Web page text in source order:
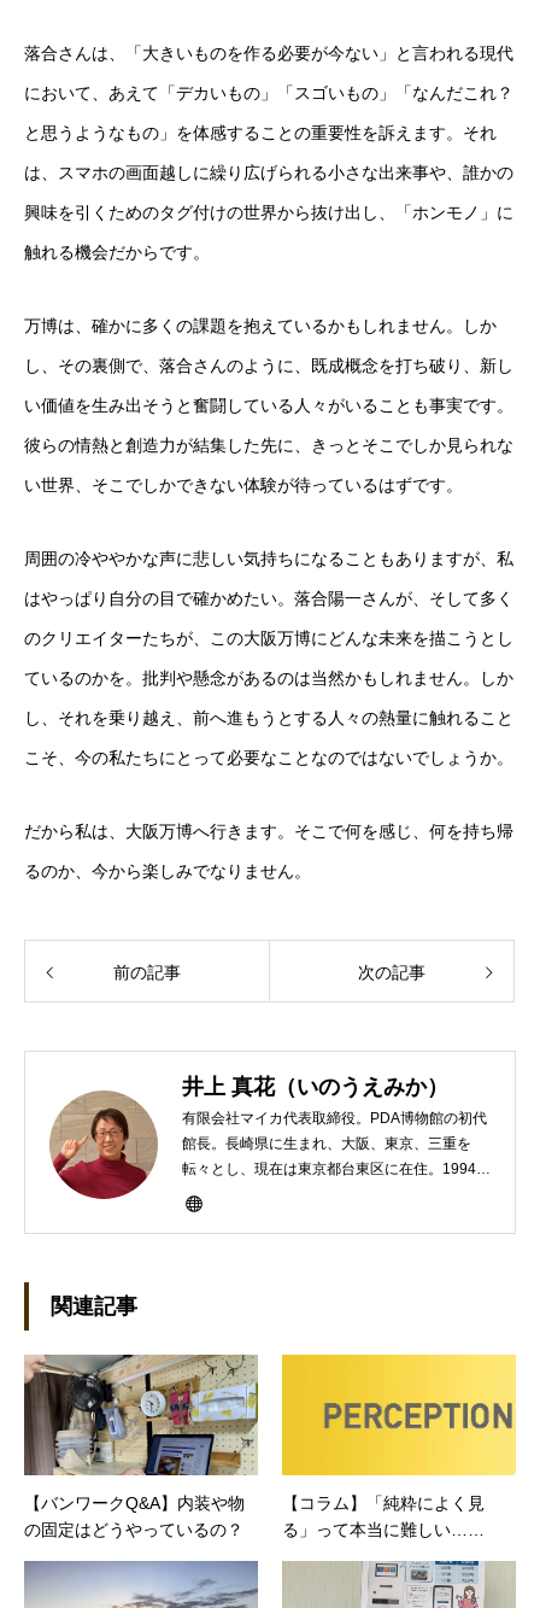
落合さんは、「大きいものを作る必要が今ない」と言われる現代
において、あえて「デカいもの」「スゴいもの」「なんだこれ？
と思うようなもの」を体感することの重要性を訴えます。それ
は、スマホの画面越しに繰り広げられる小さな出来事や、誰かの
興味を引くためのタグ付けの世界から抜け出し、「ホンモノ」に
触れる機会だからです。
万博は、確かに多くの課題を抱えているかもしれません。しか
し、その裏側で、落合さんのように、既成概念を打ち破り、新し
い価値を生み出そうと奮闘している人々がいることも事実です。
彼らの情熱と創造力が結集した先に、きっとそこでしか見られな
い世界、そこでしかできない体験が待っているはずです。
周囲の冷ややかな声に悲しい気持ちになることもありますが、私
はやっぱり自分の目で確かめたい。落合陽一さんが、そして多く
のクリエイターたちが、この大阪万博にどんな未来を描こうとし
ているのかを。批判や懸念があるのは当然かもしれません。しか
し、それを乗り越え、前へ進もうとする人々の熱量に触れること
こそ、今の私たちにとって必要なことなのではないでしょうか。
だから私は、大阪万博へ行きます。そこで何を感じ、何を持ち帰
るのか、今から楽しみでなりません。
前の記事 次の記事
井上 真花（いのうえみか）
有限会社マイカ代表取締役。PDA博物館の初代
館長。長崎県に生まれ、大阪、東京、三重を
転々とし、現在は東京都台東区に在住。1994年
にHP100LXと出会ったのをきかっけに、フリ
制作。プライベートでは、井上円了哲学塾の第
一期修了生として「哲学カフェ＠神保町」の世
話人、2020年以降は「なごテツ」のオンライン
カフェの世話人を務める。趣味は考えること。
関連記事
【バンワークQ&A】内装や物
の固定はどうやっているの？
【コラム】「純粋によく見
る」って本当に難しい……